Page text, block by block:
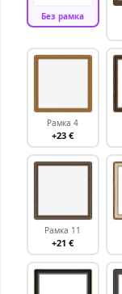
Без рамка
Рамка 4
+23 €
Рамка 11
+21 €